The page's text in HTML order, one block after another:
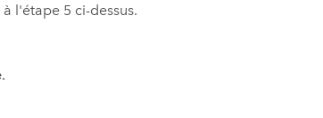
l'étape 5 ci-dessus.
.